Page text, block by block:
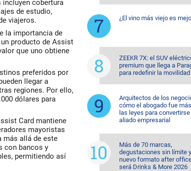
cobertura
de estudio,
viajeros.
la importancia de
producto de Assist
que uno obtiene
preferidos por
llegar a
regiones. Por ello,
dólares para
Card mantiene
mayoristas
más allá de este
con bancos y
permitiendo así
¿El vino más viejo es
ZEEKR 7X: el SUV
premium que llega a
para redefinir la movilidad
Arquitectos de los
cómo el abogado fue
las leyes para
aliado empresarial
Más de 70 marcas,
degustaciones sin límite
nuevo formato after
será Drinks & More 2026